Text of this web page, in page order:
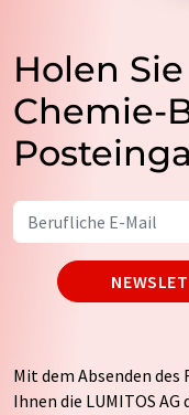
Holen
Chemie-
Mit dem Absenden
Ihnen die LUMITOS